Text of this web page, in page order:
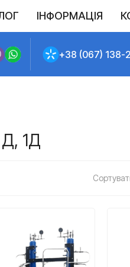
ІНФОРМАЦІЯ
+38 (067) 138-
Д, 1Д